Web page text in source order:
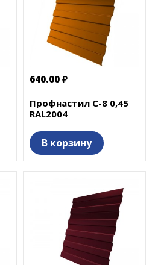
640.00 ₽
Профнастил С-8 0,45
RAL2004
В корзину